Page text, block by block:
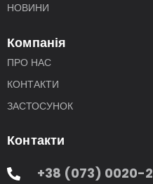
НОВИНИ
Компанія
ПРО НАС
КОНТАКТИ
ЗАСТОСУНОК
Контакти
+38 (073) 0020-